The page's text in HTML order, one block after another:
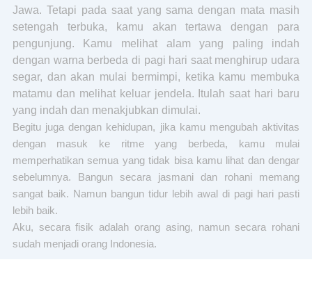
Jawa. Tetapi pada saat yang sama dengan mata masih
setengah terbuka, kamu akan tertawa dengan para
pengunjung. Kamu melihat alam yang paling indah
dengan warna berbeda di pagi hari saat menghirup udara
segar, dan akan mulai bermimpi, ketika kamu membuka
matamu dan melihat keluar jendela. Itulah saat hari baru
yang indah dan menakjubkan dimulai.
Begitu juga dengan kehidupan, jika kamu mengubah aktivitas
dengan masuk ke ritme yang berbeda, kamu mulai
memperhatikan semua yang tidak bisa kamu lihat dan dengar
sebelumnya. Bangun secara jasmani dan rohani memang
sangat baik. Namun bangun tidur lebih awal di pagi hari pasti
lebih baik.
Aku, secara fisik adalah orang asing, namun secara rohani
sudah menjadi orang Indonesia.